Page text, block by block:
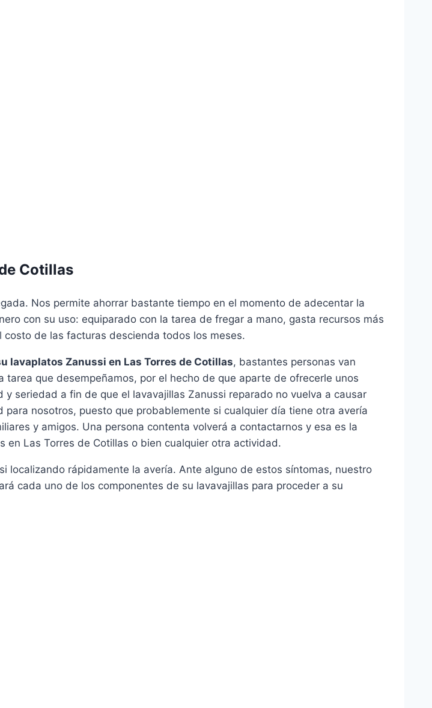
Cotillas
Nos permite ahorrar bastante tiempo en el momento de adecentar la
con su uso: equiparado con la tarea de fregar a mano, gasta recursos más
de las facturas descienda todos los meses.
lavaplatos Zanussi en Las Torres de Cotillas, bastantes personas van
que desempeñamos, por el hecho de que aparte de ofrecerle unos
seriedad a fin de que el lavavajillas Zanussi reparado no vuelva a causar
nosotros, puesto que probablemente si cualquier día tiene otra avería
y amigos. Una persona contenta volverá a contactarnos y esa es la
en Las Torres de Cotillas o bien cualquier otra actividad.
localizando rápidamente la avería. Ante alguno de estos síntomas, nuestro
cada uno de los componentes de su lavavajillas para proceder a su